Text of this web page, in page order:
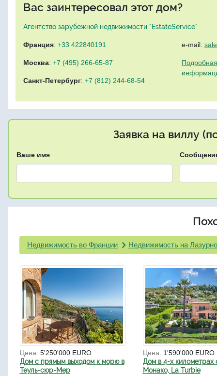
Вас заинтересовал этот дом?
Агентство зарубежной недвижимости "EstateService"
Франция: +33 422840191
Москва: +7 (495) 266-65-87
Санкт-Петербург: +7 (812) 244-68-54
e-mail:
Заявка на виллу
Ваше имя
Недвижимость во Франции Недвижимость на
Цена: 5'250'000 EURO
Дом с прямым выходом к морю в
Теуль-сюр-Мер
Цена: 1'590'000 EURO
Дом в 4-х километрах
Монако, La Turbie